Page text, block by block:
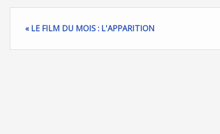
« LE FILM DU MOIS : L'APPARITION